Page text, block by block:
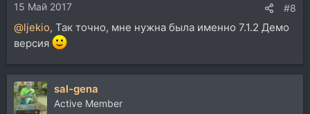
15 Май 2017 #8
@ljekio, Так точно, мне нужна была именно 7.1.2 Демо
версия
sal-gena
Active Member